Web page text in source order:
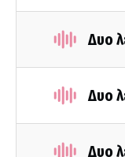
Δυο
Δυο
Δυο